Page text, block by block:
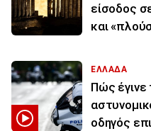
είσοδος
και
ΕΛΛΑΔΑ
Πώς έγινε
οδηγός